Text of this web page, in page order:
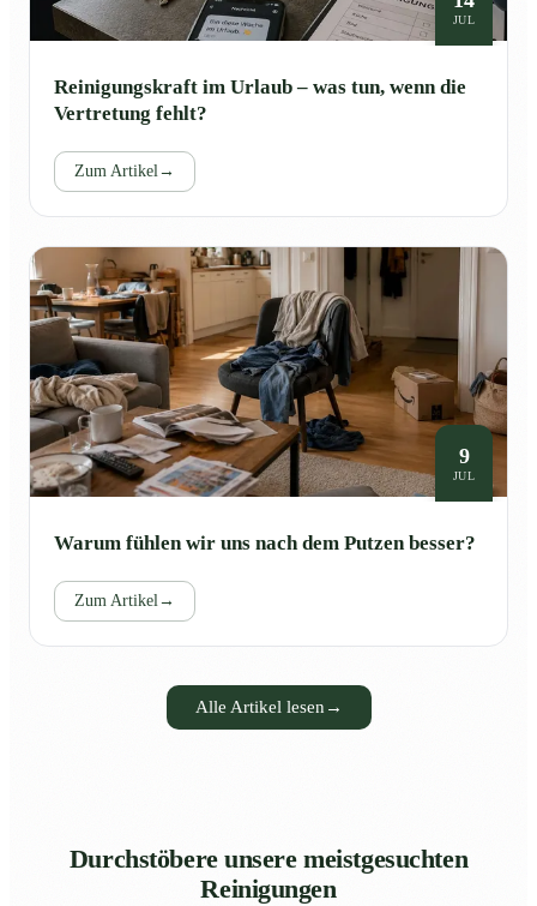
JUL
Reinigungskraft im Urlaub – was tun, wenn die
Vertretung fehlt?
Zum Artikel→
9
JUL
Warum fühlen wir uns nach dem Putzen besser?
Zum Artikel→
Alle Artikel lesen →
Durchstöbere unsere meistgesuchten
Reinigungen